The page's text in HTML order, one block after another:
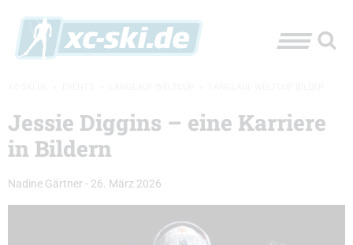
Jessie Diggins – eine Karriere
in Bildern
Nadine Gärtner - 26. März 2026